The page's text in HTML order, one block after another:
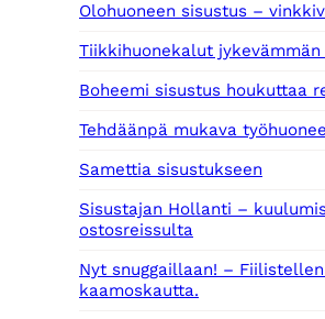
Olohuoneen sisustus –
Tiikkihuonekalut
Boheemi sisustus houkuttaa
Tehdäänpä mukava
Samettia sisustukseen
Sisustajan Hollanti –
ostosreissulta
Nyt snuggaillaan! –
kaamoskautta.